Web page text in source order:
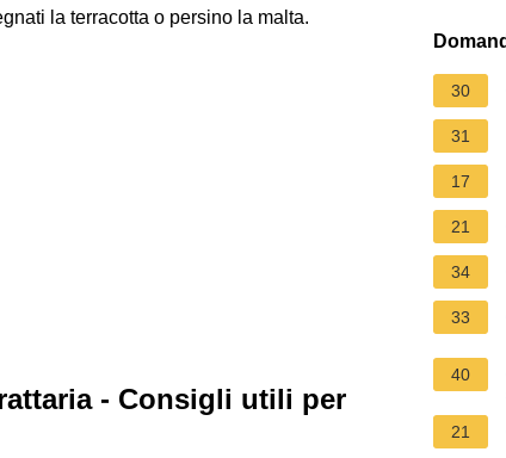
la terracotta o persino la malta.
- Consigli utili per
30
31
17
21
34
33
40
21